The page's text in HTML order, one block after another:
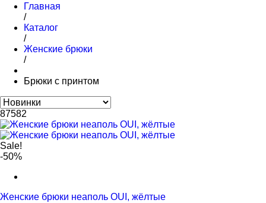
Главная
/
Каталог
/
Женские брюки
/
Брюки с принтом
87582
Sale!
-50%
Женские брюки неаполь OUI, жёлтые